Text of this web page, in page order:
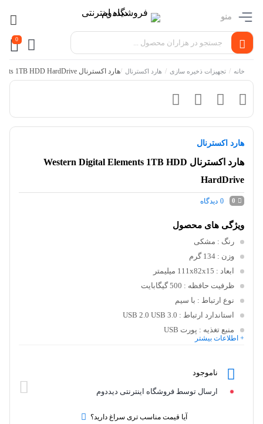
منو
0
خانه / تجهیزات ذخیره سازی / هارد اکسترنال /هارد اکسترنال Western Digital Elements 1TB HDD HardDrive
هارد اکسترنال
هارد اکسترنال Western Digital Elements 1TB HDD
HardDrive
0
0 دیدگاه
ویژگی های محصول
رنگ : مشکی
وزن : 134 گرم
ابعاد : 111x82x15 میلیمتر
ظرفیت حافظه : 500 گیگابایت
نوع ارتباط : با سیم
استاندارد ارتباط : USB 2.0 USB 3.0
منبع تغذیه : پورت USB
+ اطلاعات بیشتر
ناموجود
ارسال توسط فروشگاه اینترنتی دیددوم
آیا قیمت مناسب تری سراغ دارید؟